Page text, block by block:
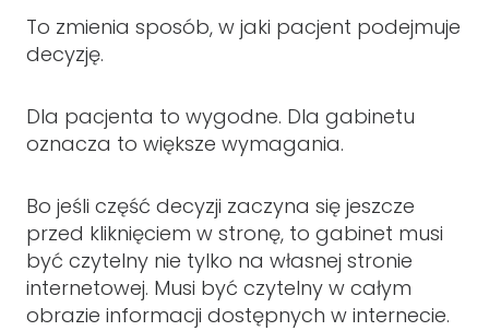
To zmienia sposób, w jaki pacjent podejmuje
decyzję.
Dla pacjenta to wygodne. Dla gabinetu
oznacza to większe wymagania.
Bo jeśli część decyzji zaczyna się jeszcze
przed kliknięciem w stronę, to gabinet musi
być czytelny nie tylko na własnej stronie
internetowej. Musi być czytelny w całym
obrazie informacji dostępnych w internecie.